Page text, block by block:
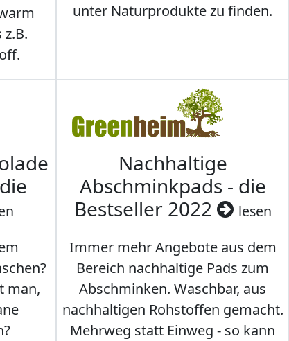
unter Naturprodukte zu finden.
man,
Nachhaltige
Abschminkpads - die
Bestseller 2022
lesen
Immer mehr Angebote aus dem
Bereich nachhaltige Pads zum
Abschminken. Waschbar, aus
nachhaltigen Rohstoffen gemacht.
Mehrweg statt Einweg - so kann